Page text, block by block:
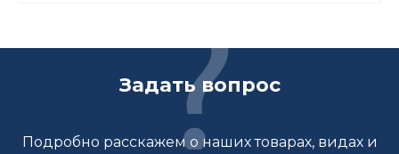
Задать вопрос
Подробно расскажем о наших товарах, видах и